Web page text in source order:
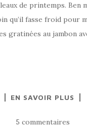
de printemps. Ben
qu’il fasse froid pour
gratinées au jambon
ar
taEN SAVOIR PLUS
5 commentaires